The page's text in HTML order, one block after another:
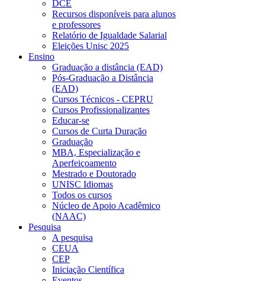
DCE
Recursos disponíveis para alunos
e professores
Relatório de Igualdade Salarial
Eleições Unisc 2025
Ensino
Graduação a distância (EAD)
Pós-Graduação a Distância
(EAD)
Cursos Técnicos - CEPRU
Cursos Profissionalizantes
Educar-se
Cursos de Curta Duração
Graduação
MBA, Especialização e
Aperfeiçoamento
Mestrado e Doutorado
UNISC Idiomas
Todos os cursos
Núcleo de Apoio Acadêmico
(NAAC)
Pesquisa
A pesquisa
CEUA
CEP
Iniciação Científica